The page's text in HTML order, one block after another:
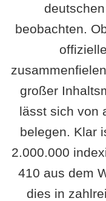
beobachten.
großer
lässt sich von
belegen. Klar
2.000.000
410 aus dem
dies in